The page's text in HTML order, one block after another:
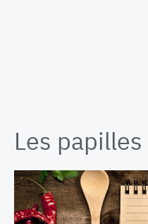
Les papilles